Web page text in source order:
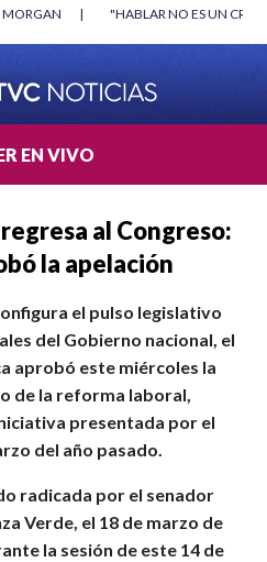
CARTA DE BETO CORAL |
EN VIVO
al Congreso:
la apelación
el pulso legislativo
del Gobierno nacional, el
aprobó este miércoles la
de la reforma laboral,
presentada por el
del año pasado.
radicada por el senador
Verde, el 18 de marzo de
la sesión de este 14 de